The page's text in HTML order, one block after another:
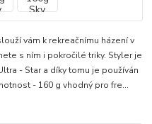
vám k rekreačnímu házení v
s ním i pokročilé triky. Styler je
- Star a díky tomu je používán
- 160 g vhodný pro fre...